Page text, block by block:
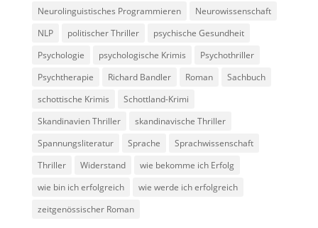
Neurolinguistisches Programmieren
Neurowissenschaft
NLP
politischer Thriller
psychische Gesundheit
Psychologie
psychologische Krimis
Psychothriller
Psychtherapie
Richard Bandler Roman
Sachbuch
schottische Krimis
Schottland-Krimi
Skandinavien Thriller
skandinavische Thriller
Spannungsliteratur
Sprache
Sprachwissenschaft
Thriller
Widerstand
wie bekomme ich Erfolg
wie bin ich erfolgreich
wie werde ich erfolgreich
zeitgenössischer Roman